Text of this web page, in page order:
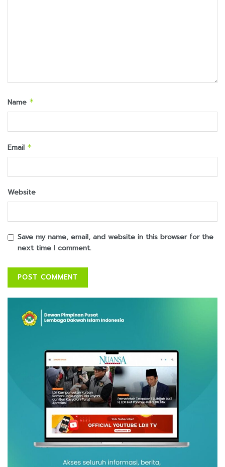
Name *
Email *
Website
Save my name, email, and website in this browser for the
next time I comment.